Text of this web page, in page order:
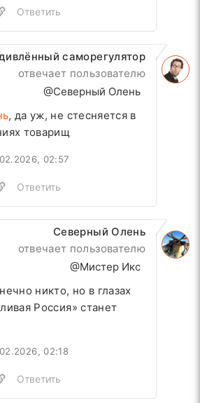
Ответить
саморегулятор
отвечает пользователю
@Северный Олень
, да уж, не стесняется в
товарищ
Ответить
02:57
Северный Олень
отвечает пользователю
@Мистер Икс
никто, но в глазах
Россия» станет
Ответить
02:18